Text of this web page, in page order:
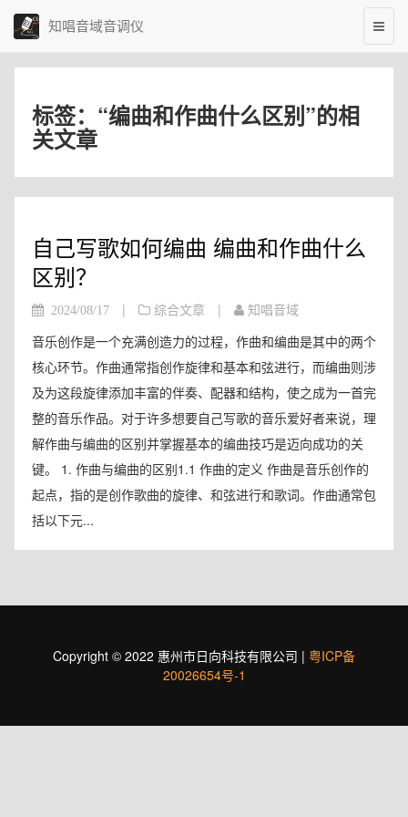
知唱音域音调仪
标签：“编曲和作曲什么区别”的相
关文章
自己写歌如何编曲 编曲和作曲什么
区别？
2024/08/17 | 综合文章 | 知唱音域
音乐创作是一个充满创造力的过程，作曲和编曲是其中的两个
核心环节。作曲通常指创作旋律和基本和弦进行，而编曲则涉
及为这段旋律添加丰富的伴奏、配器和结构，使之成为一首完
整的音乐作品。对于许多想要自己写歌的音乐爱好者来说，理
解作曲与编曲的区别并掌握基本的编曲技巧是迈向成功的关
键。 1. 作曲与编曲的区别1.1 作曲的定义 作曲是音乐创作的
起点，指的是创作歌曲的旋律、和弦进行和歌词。作曲通常包
括以下元...
Copyright © 2022 惠州市日向科技有限公司 | 粤ICP备
20026654号-1